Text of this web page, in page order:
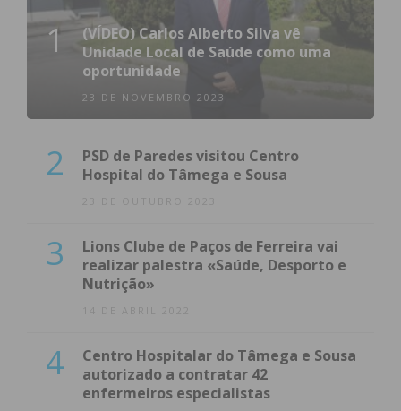
1
(VÍDEO) Carlos Alberto Silva vê
Unidade Local de Saúde como uma
oportunidade
23 DE NOVEMBRO 2023
2
PSD de Paredes visitou Centro
Hospital do Tâmega e Sousa
23 DE OUTUBRO 2023
3
Lions Clube de Paços de Ferreira vai
realizar palestra «Saúde, Desporto e
Nutrição»
14 DE ABRIL 2022
4
Centro Hospitalar do Tâmega e Sousa
autorizado a contratar 42
enfermeiros especialistas